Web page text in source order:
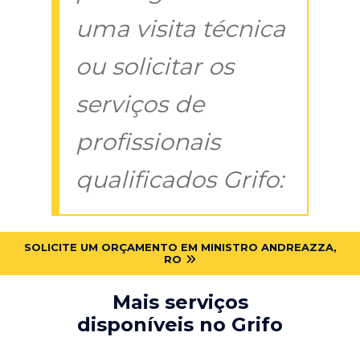
uma visita técnica
ou solicitar os
serviços de
profissionais
qualificados Grifo:
SOLICITE UM ORÇAMENTO EM MINISTRO ANDREAZZA,
RO
Mais serviços
disponíveis no Grifo